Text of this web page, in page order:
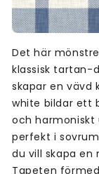
Det här
klassisk tartan-
skapar en vävd
white bildar ett
och harmoniskt
perfekt i
du vill skapa
Tapeten